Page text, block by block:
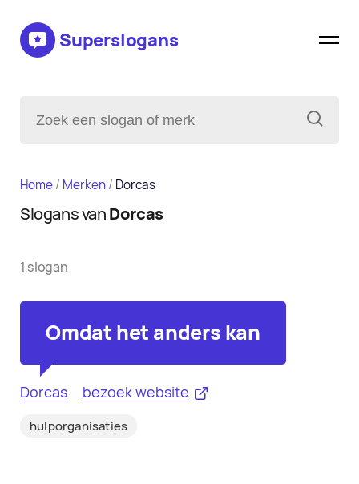
Superslogans
Home/ Merken/ Dorcas
Slogans vanDorcas
1 slogan
Omdat het anders kan
Dorcas bezoek website
hulporganisaties